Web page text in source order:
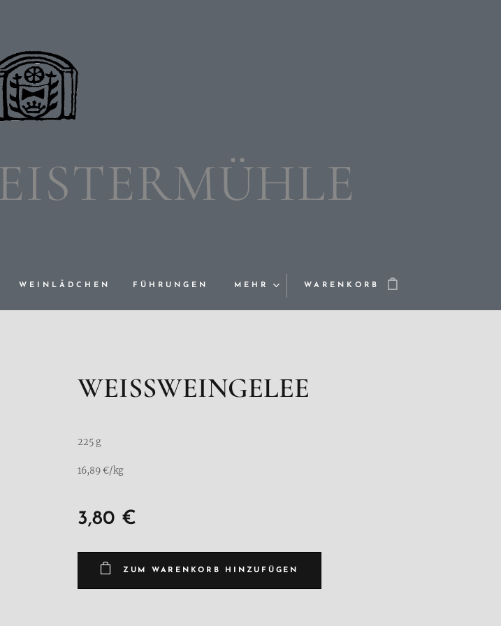
WEINLÄDCHEN FÜHRUNGEN MEHR WARENKORB
WEISSWEINGELEE
225 g
16,89 €/kg
3,80 €
ZUM WARENKORB HINZUFÜGEN